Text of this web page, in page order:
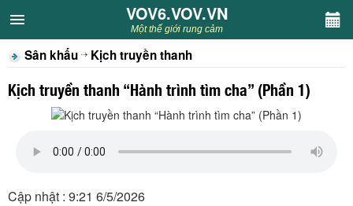
VOV6.VOV.VN
CHUYÊN MỤC
Khách VOV6
VOV6.VOV.VN
Một thế giới rung cảm
Sân khấu Kịch truyền thanh
Kịch truyền thanh “Hành trình tìm cha” (Phần 1)
Cập nhật : 9:21 6/5/2026